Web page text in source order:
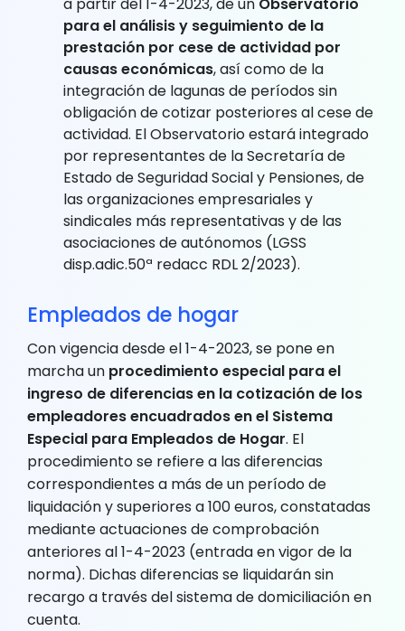
para el análisis y seguimiento de la
prestación por cese de actividad por
causas económicas, así como de la
integración de lagunas de períodos sin
obligación de cotizar posteriores al cese de
actividad. El Observatorio estará integrado
por representantes de la Secretaría de
Estado de Seguridad Social y Pensiones, de
las organizaciones empresariales y
sindicales más representativas y de las
asociaciones de autónomos (LGSS
disp.adic.50ª redacc RDL 2/2023).
Empleados de hogar
Con vigencia desde el 1-4-2023, se pone en
marcha un procedimiento especial para el
ingreso de diferencias en la cotización de los
empleadores encuadrados en el Sistema
Especial para Empleados de Hogar. El
procedimiento se refiere a las diferencias
correspondientes a más de un período de
liquidación y superiores a 100 euros, constatadas
mediante actuaciones de comprobación
anteriores al 1-4-2023 (entrada en vigor de la
norma). Dichas diferencias se liquidarán sin
recargo a través del sistema de domiciliación en
cuenta.